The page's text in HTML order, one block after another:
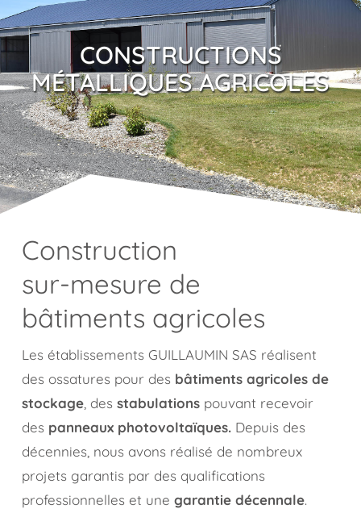
Ombrières
RéalisationsCONSTRUCTIONS
MÉTALLIQUES AGRICOLES
Construction
sur-mesure de
bâtiments agricoles
Les établissements GUILLAUMIN SAS réalisent
des ossatures pour des bâtiments agricoles de
stockage, des stabulationspouvant recevoir
des panneaux photovoltaïques.Depuis des
décennies, nous avons réalisé de nombreux
projets garantis par des qualifications
professionnelles et une garantie décennale.